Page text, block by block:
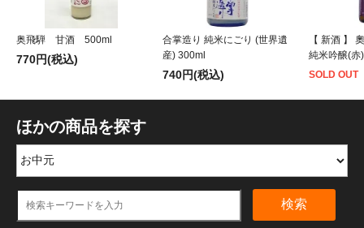
奥飛騨 甘酒 500ml
770円(税込)
合掌造り 純米にごり (世界遺
産) 300ml
740円(税込)
【 新酒 】
純米吟醸(
SOLD OUT
ほかの商品を探す
検索